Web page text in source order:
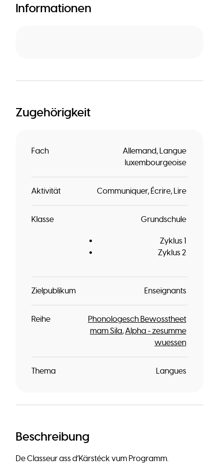
Informationen
Zugehörigkeit
Fach Allemand Langue
luxembourgeoise
Aktivität Communiquer Écrire Lire
Klasse Grundschule
Zyklus 1
Zyklus 2
Zielpublikum Enseignants
Reihe
Phonologesch Bewosstheet
mam Sila Alpha - zesumme
wuessen
Thema Langues
Beschreibung
De Classeur ass d’Kärstéck vum Programm.